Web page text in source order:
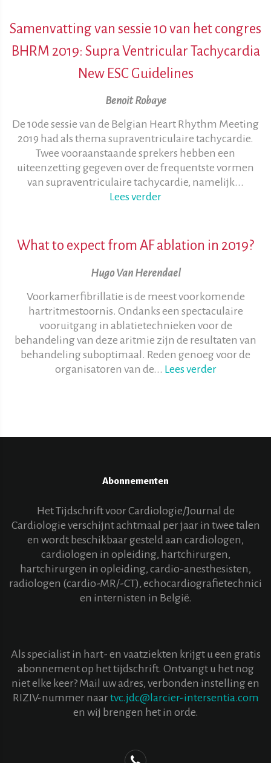
Samenvatting van sessie 10 van het congres
BHRM 2019: Supra Ventricular Tachycardia
New ESC Guidelines
Benoit Robaye
De 10de sessie van de Belgian Heart Rhythm Meeting
2019 had als thema supraventriculaire tachycardie.
Twee vooraanstaande sprekers hebben een
uiteenzetting gegeven over de frequentste vormen
van supraventriculaire tachycardie, namelijk...
Lees verder
What to expect from AF ablation in 2019?
Hugo Van Herendael
Voorkamerfibrillatie is de meest voorkomende
hartritmestoornis. Ondanks een spectaculaire
vooruitgang in ablatietechnieken voor de
behandeling van deze aritmie zijn de resultaten van
behandeling suboptimaal. Reden genoeg voor de
organisatoren van de... Lees verder
Abonnementen
Het Tijdschrift voor Cardiologie/Journal de
Cardiologie verschijnt achtmaal per jaar in twee talen
en wordt beschikbaar gesteld aan cardiologen,
cardiologen in opleiding, hartchirurgen,
hartchirurgen in opleiding, cardio-anesthesisten,
radiologen (cardio-MR/-CT), echocardiografietechnici
en internisten in België.
Als specialist in hart- en vaatziekten krijgt u een gratis
abonnement op het tijdschrift. Ontvangt u het nog
niet elke keer? Mail uw adres, verbonden instelling en
RIZIV-nummer naar tvc.jdc@larcier-intersentia.com
en wij brengen het in orde.